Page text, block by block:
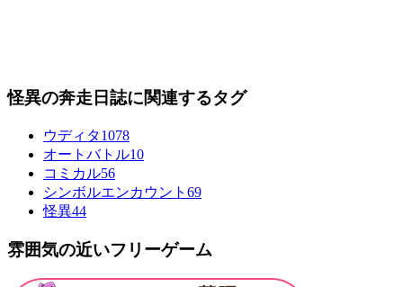
怪異の奔走日誌に関連するタグ
ウディタ1078
オートバトル10
コミカル56
シンボルエンカウント 69
怪異44
雰囲気の近いフリーゲーム